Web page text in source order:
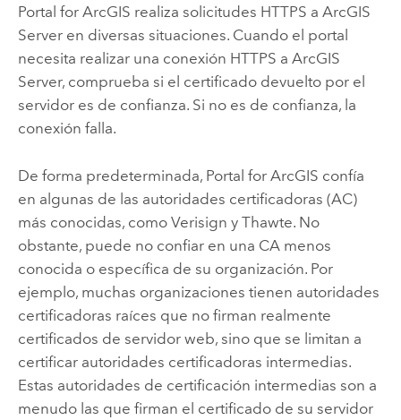
Portal for ArcGIS realiza solicitudes HTTPS a ArcGIS
Serveren diversas situaciones. Cuando el portal
necesita realizar una conexión HTTPS a ArcGIS
Server, comprueba si el certificado devuelto por el
servidor es de confianza. Si no es de confianza, la
conexión falla.
De forma predeterminada, Portal for ArcGIS confía
en algunas de las autoridades certificadoras (AC)
más conocidas, como Verisign y Thawte. No
obstante, puede no confiar en una CA menos
conocida o específica de su organización. Por
ejemplo, muchas organizaciones tienen autoridades
certificadoras raíces que no firman realmente
certificados de servidor web, sino que se limitan a
certificar autoridades certificadoras intermedias.
Estas autoridades de certificación intermedias son a
menudo las que firman el certificado de su servidor